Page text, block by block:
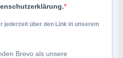
jederzeit über den Link in unserem
Brevo als unsere